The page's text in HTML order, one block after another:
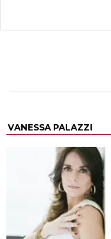
VANESSA PALAZZI